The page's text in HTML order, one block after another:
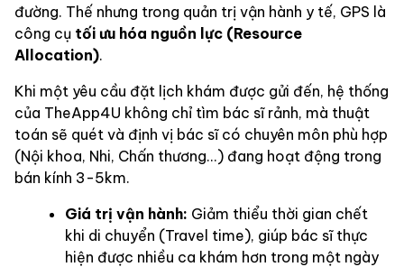
đường. Thế nhưng trong quản trị vận hành y tế, GPS là
công cụ tối ưu hóa nguồn lực (Resource
Allocation).
Khi một yêu cầu đặt lịch khám được gửi đến, hệ thống
của TheApp4U không chỉ tìm bác sĩ rảnh, mà thuật
toán sẽ quét và định vị bác sĩ có chuyên môn phù hợp
(Nội khoa, Nhi, Chấn thương...) đang hoạt động trong
bán kính 3-5km.
Giá trị vận hành: Giảm thiểu thời gian chết
khi di chuyển (Travel time), giúp bác sĩ thực
hiện được nhiều ca khám hơn trong một ngày